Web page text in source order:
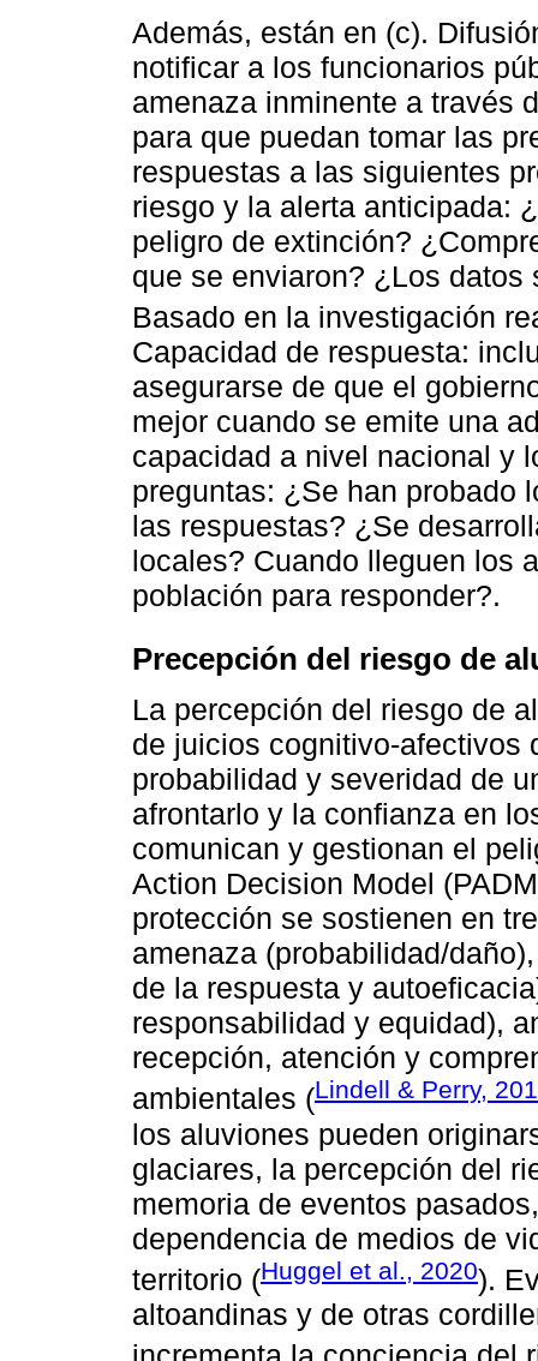
Además, están en (c).
notificar a los funcionarios
amenaza inminente a través
para que puedan tomar las
respuestas a las siguientes
riesgo y la alerta anticipada:
peligro de extinción?
que se enviaron? ¿Los
Basado en la investigación
Capacidad de respuesta:
asegurarse de que el
mejor cuando se emite una
capacidad a nivel nacional y
preguntas: ¿Se han probado
las respuestas? ¿Se
locales? Cuando lleguen los
población para responder?.
Precepción del riesgo de
La percepción del riesgo de
de juicios cognitivo-afectivos
probabilidad y severidad de
afrontarlo y la confianza en
comunican y gestionan el
Action Decision Model
protección se sostienen en
amenaza (probabilidad/
de la respuesta y
responsabilidad y equidad),
recepción, atención y
ambientales (Lindell & Perry,
los aluviones pueden
glaciares, la percepción del
memoria de eventos
dependencia de medios de
territorio (Huggel et al., 2020).
altoandinas y de otras